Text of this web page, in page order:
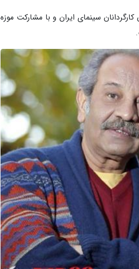
سینمای ایران و با مشارکت موزه